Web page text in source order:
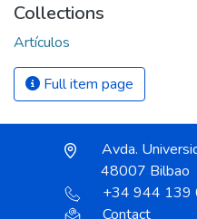
Collections
Artículos
Full item page
Avda.
48007 Bilbao
+34 944 139
Contact